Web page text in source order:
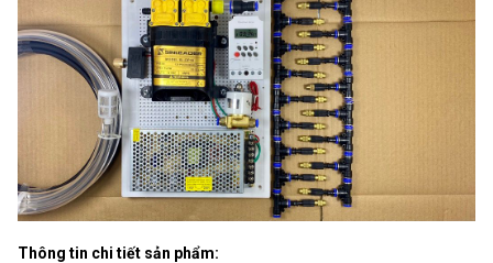
Thông tin chi tiết sản phẩm: